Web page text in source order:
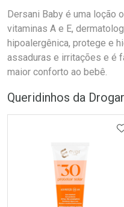
Dersani Baby é uma loção
vitaminas A e E,
hipoalergênica, protege e
assaduras e irritações e é
maior conforto ao bebê.
Queridinhos da